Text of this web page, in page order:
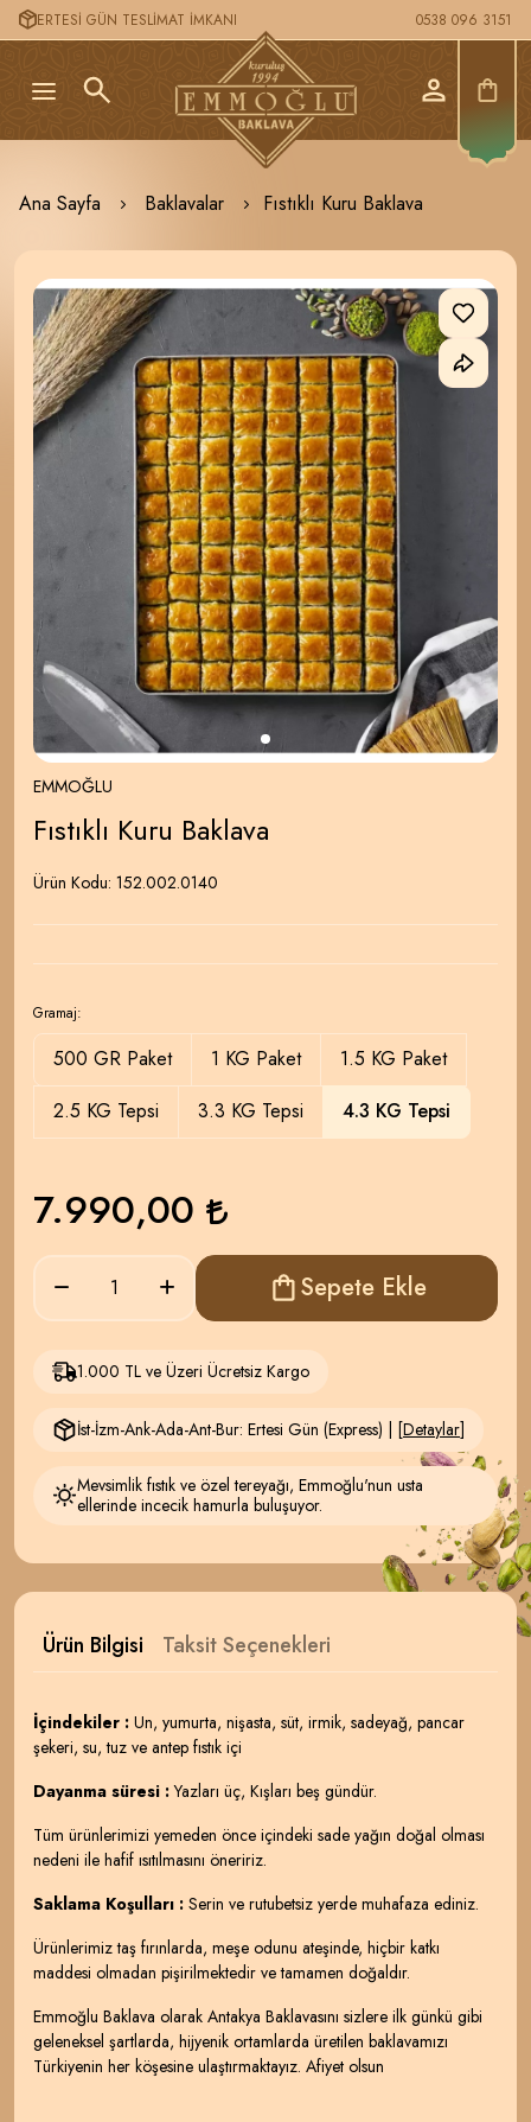
ERTESİ GÜN TESLİMAT İMKANI 0538 096 3151
Ana Sayfa Baklavalar Fıstıklı Kuru Baklava
EMMOĞLU
Fıstıklı Kuru Baklava
Ürün Kodu: 152.002.0140
Gramaj:
500 GR Paket 1 KG Paket
1.5 KG Paket
2.5 KG Tepsi
3.3 KG Tepsi 4.3 KG Tepsi
7.990,00
Sepete Ekle
1.000 TL ve Üzeri Ücretsiz Kargo
İst-İzm-Ank-Ada-Ant-Bur: Ertesi Gün (Express) | [Detaylar]
Mevsimlik fıstık ve özel tereyağı, Emmoğlu'nun usta
ellerinde incecik hamurla buluşuyor.
Ürün Bilgisi Taksit Seçenekleri
İçindekiler : Un, yumurta, nişasta, süt, irmik, sadeyağ, pancar
şekeri, su, tuz ve antep fıstık içi
Dayanma süresi :Yazları üç, Kışları beş gündür.
Tüm ürünlerimizi yemeden önce içindeki sade yağın doğal olması
nedeni ile hafif ısıtılmasını öneririz.
Saklama Koşulları : Serin ve rutubetsiz yerde muhafaza ediniz.
Ürünlerimiz taş fırınlarda, meşe odunu ateşinde, hiçbir katkı
maddesi olmadan pişirilmektedir ve tamamen doğaldır.
Emmoğlu Baklava olarak Antakya Baklavasını sizlere ilk günkü gibi
geleneksel şartlarda, hijyenik ortamlarda üretilen baklavamızı
Türkiyenin her köşesine ulaştırmaktayız. Afiyet olsun